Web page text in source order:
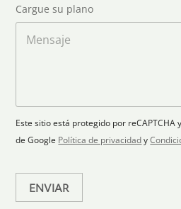
S
t
a
+
1
e
l
n
i
c
o
g
a
o
Cargue su plano
M
e
Este sitio está protegido por
de Google Política de privacidad y
ENVIAR